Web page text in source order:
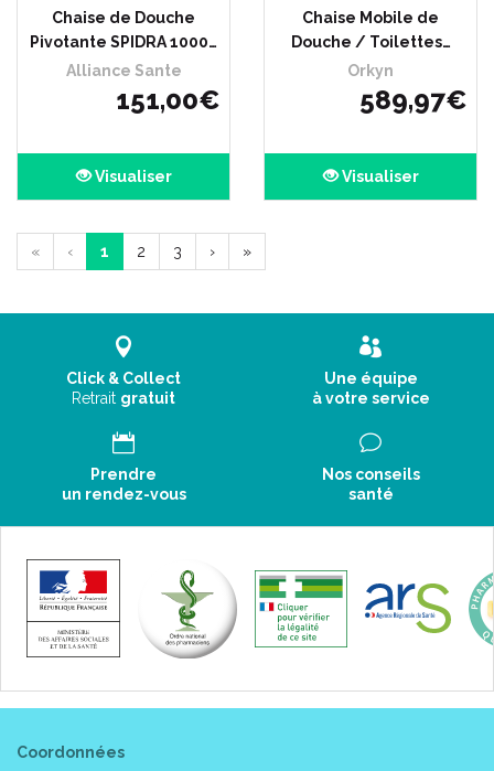
Chaise de Douche
Pivotante SPIDRA 1000…
Alliance Sante
151,00€
Visualiser
Chaise Mobile de
Douche / Toilettes…
Orkyn
589,97€
Visualiser
« ‹ 1 2 3 › »
Click & Collect
Retrait gratuit
Une équipe
à votre service
Prendre
un rendez-vous
Nos conseils
santé
Coordonnées